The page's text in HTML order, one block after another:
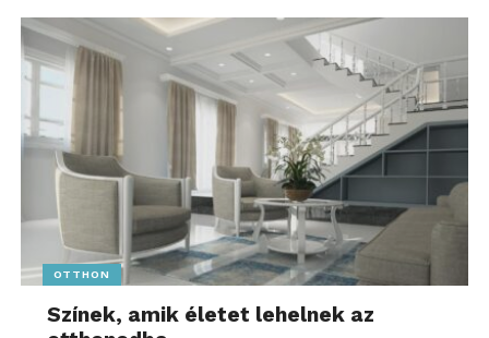
OTTHON
Színek, amik életet lehelnek az